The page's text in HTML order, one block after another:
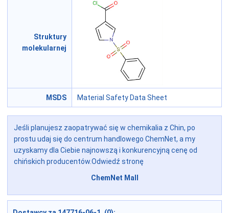
Struktury
molekularnej
MSDS Material Safety Data Sheet
Jeśli planujesz zaopatrywać się w chemikalia z Chin, po
prostu udaj się do centrum handlowego ChemNet, a my
uzyskamy dla Ciebie najnowszą i konkurencyjną cenę od
chińskich producentów.Odwiedź stronę
ChemNet Mall